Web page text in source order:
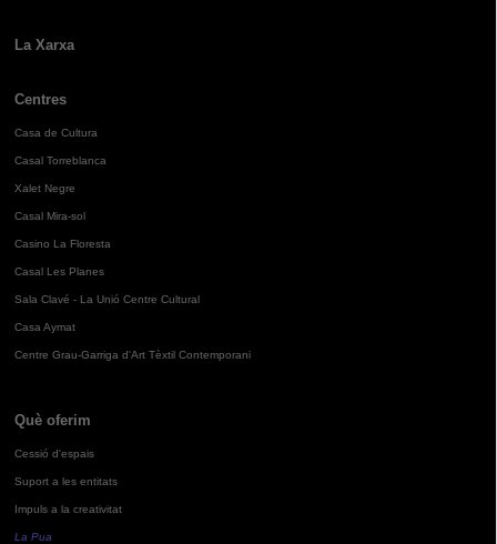
La Xarxa
Centres
Casa de Cultura
Casal Torreblanca
Xalet Negre
Casal Mira-sol
Casino La Floresta
Casal Les Planes
Sala Clavé - La Unió Centre Cultural
Casa Aymat
Centre Grau-Garriga d'Art Tèxtil Contemporani
Què oferim
Cessió d'espais
Suport a les entitats
Impuls a la creativitat
La Pua